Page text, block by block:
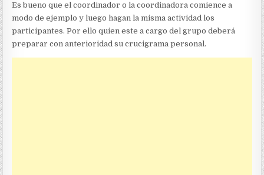
Es bueno que el coordinador o la coordinadora comience a
modo de ejemplo y luego hagan la misma actividad los
participantes. Por ello quien este a cargo del grupo deberá
preparar con anterioridad su crucigrama personal.